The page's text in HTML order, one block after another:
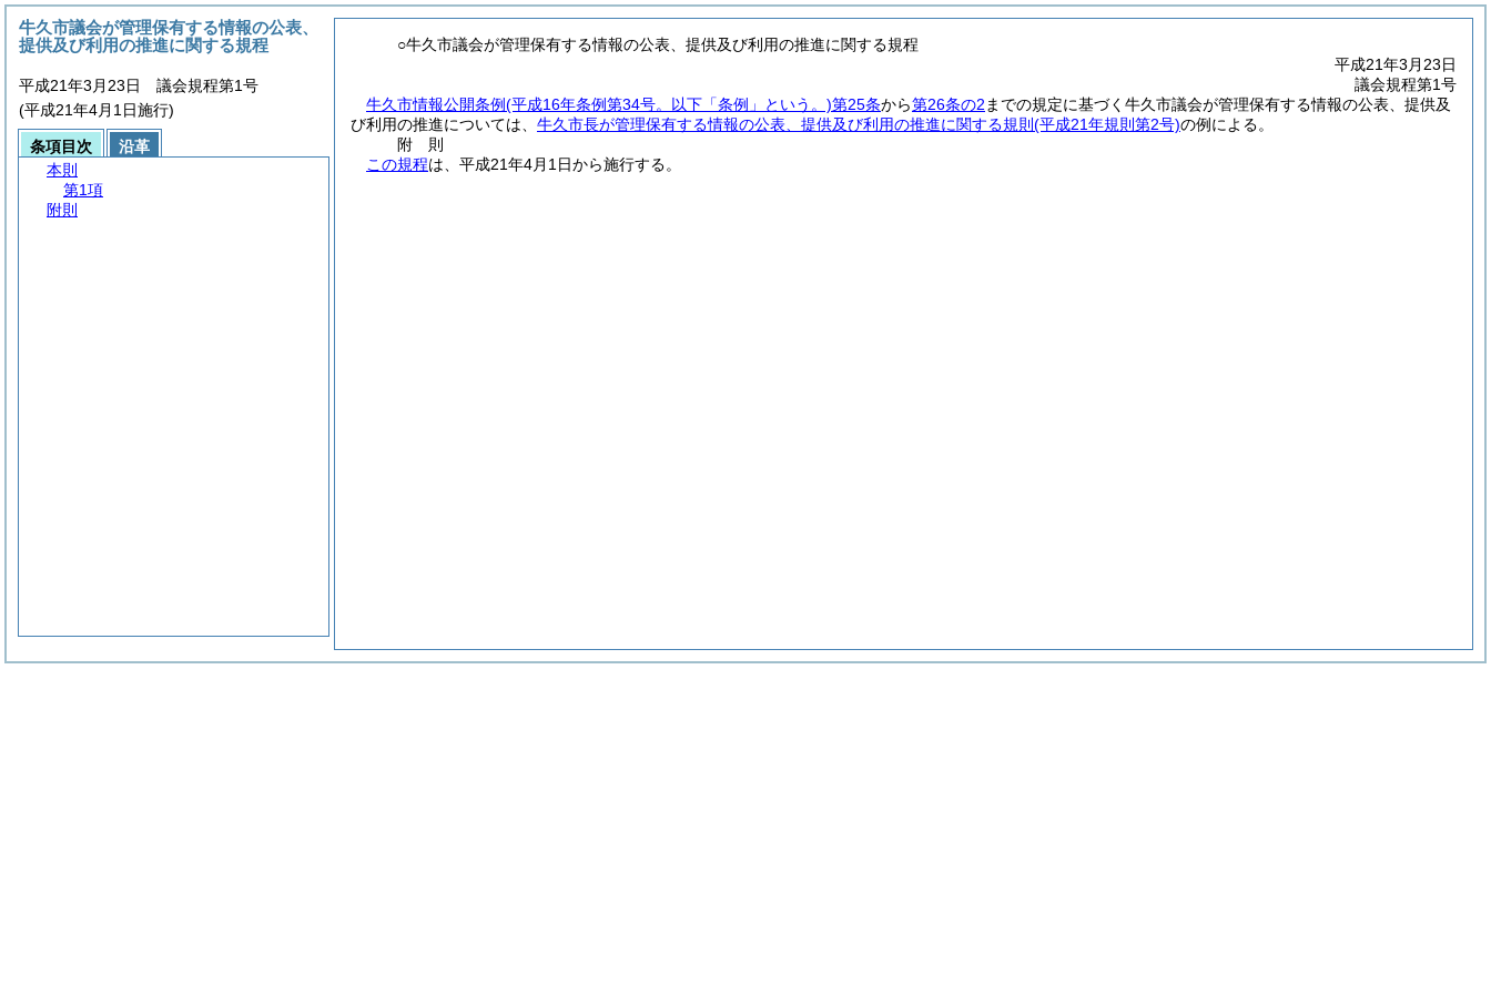
○牛久市議会が管理保有する情報の公表、提供及び利用の推進に関する規程
平成21年3月23日
議会規程第1号
牛久市情報公開条例(平成16年条例第34号。以下「条例」という。)第25条から第26条の2 までの規定に基づく牛久市議会が管理保有する情報の公表、提供及
び利用の推進については、 牛久市長が管理保有する情報の公表、提供及び利用の推進に関する規則 (平成21年規則第2号)の例による。
附 則
この規程は、平成21年4月1日から施行する。
牛久市議会が管理保有する情報の公表、
提供及び利用の推進に関する規程
平成21年3月23日 議会規程第1号
(平成21年4月1日施行)
条項目次
沿革
本則
第1項
附則